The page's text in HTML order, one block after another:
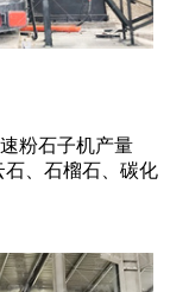
粉石子机产量
石、石榴石、碳化